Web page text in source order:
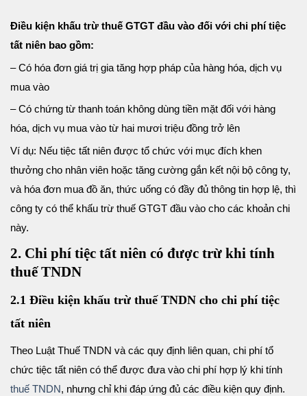
Điều kiện khấu trừ thuế GTGT đầu vào đối với chi phí tiệc
tất niên bao gồm:
– Có hóa đơn giá trị gia tăng hợp pháp của hàng hóa, dịch vụ
mua vào
– Có chứng từ thanh toán không dùng tiền mặt đối với hàng
hóa, dịch vụ mua vào từ hai mươi triệu đồng trở lên
Ví dụ: Nếu tiệc tất niên được tổ chức với mục đích khen
thưởng cho nhân viên hoặc tăng cường gắn kết nội bộ công ty,
và hóa đơn mua đồ ăn, thức uống có đầy đủ thông tin hợp lệ, thì
công ty có thể khấu trừ thuế GTGT đầu vào cho các khoản chi
này.
2. Chi phí tiệc tất niên có được trừ khi tính
thuế TNDN
2.1 Điều kiện khấu trừ thuế TNDN cho chi phí tiệc
tất niên
Theo Luật Thuế TNDN và các quy định liên quan, chi phí tổ
chức tiệc tất niên có thể được đưa vào chi phí hợp lý khi tính
thuế TNDN, nhưng chỉ khi đáp ứng đủ các điều kiện quy định.